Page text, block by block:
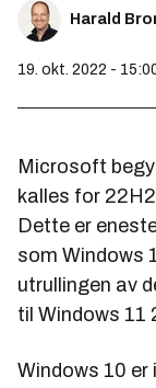
Harald
19. okt. 2022 -
Microsoft
kalles for
Dette er
som Windows
utrullingen av
til Windows 11
Windows 10 er